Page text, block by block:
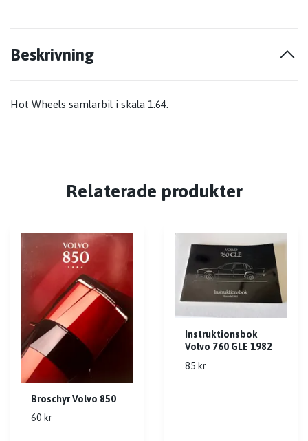
Beskrivning
Hot Wheels samlarbil i skala 1:64.
Relaterade produkter
Broschyr Volvo 850
60 kr
Instruktionsbok
Volvo 760 GLE 1982
85 kr